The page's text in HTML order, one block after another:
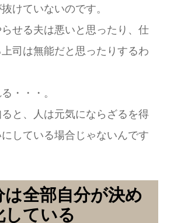
けていないのです。
せる夫は悪いと思ったり、仕
司は無能だと思ったりするわ
・・・。
と、人は元気にならざるを得
している場合じゃないんです
は全部自分が決め
している